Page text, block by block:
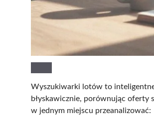
Wyszukiwarki lotów to inteligentne
błyskawicznie, porównując oferty
w jednym miejscu przeanalizować: